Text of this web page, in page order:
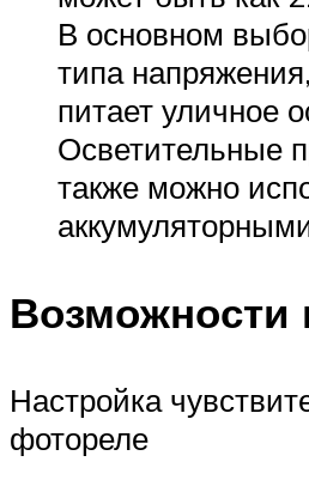
В основном
типа
питает уличное
Осветительные
также можно
Возможности
Настройка
фотореле